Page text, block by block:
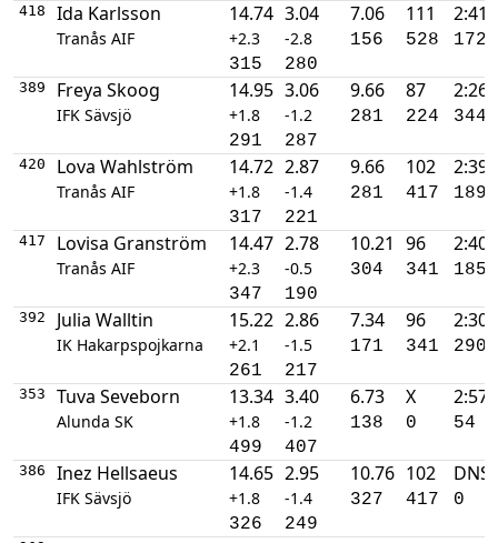
418 Ida Karlsson
Tranås AIF
14.74
+2.3
315
3.04
-2.8
280
7.06
156
111
528 172
389 Freya Skoog
IFK Sävsjö
14.95
+1.8
291
3.06
-1.2
287
9.66
281
87
224 344
420 Lova Wahlström
Tranås AIF
14.72
+1.8
317
2.87
-1.4
221
9.66
281
102
417 189
417 Lovisa Granström
Tranås AIF
14.47
+2.3
347
2.78
-0.5
190
10.21
304
96
341 185
392 Julia Walltin
IK Hakarpspojkarna
15.22
+2.1
261
2.86
-1.5
217
7.34
171
96
341 290
353 Tuva Seveborn
Alunda SK
13.34
+1.8
499
3.40
-1.2
407
6.73
138
X
0 54
386 Inez Hellsaeus
IFK Sävsjö
14.65
+1.8
326
2.95
-1.4
249
10.76
327
102
417
DNS
0